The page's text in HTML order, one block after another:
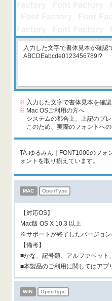
※ 入力した文字で書体見本を確
※ Mac OSご利用の方へ
システムの都合上、上記のプ
このため、実際のフォントへの
TA-ゆるみん｜FONT1000のフォ
ォントを取り揃えています。
MAC OpenType
【対応OS】
Mac版 OS X 10.3 以上
※サポートが終了したバージョ
【備考】
■かな、記号類、アルファベット
■本製品のご利用に関してはアプ
WIN OpenType